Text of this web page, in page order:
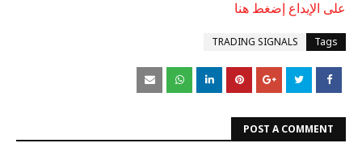
على الإيداع إضغط هنا
Tags
TRADING SIGNALS
POST A COMMENT